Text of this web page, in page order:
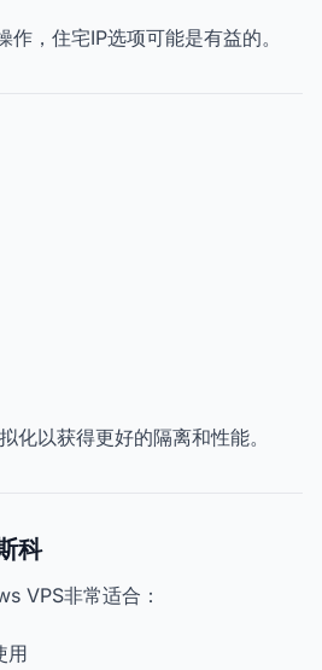
，住宅IP选项可能是有益的。
化以获得更好的隔离和性能。
科
VPS非常适合：
用